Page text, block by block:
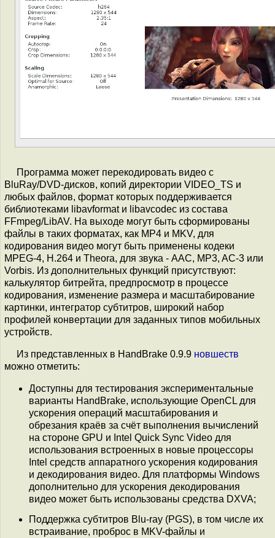
Программа может перекодировать видео с
BluRay/DVD-дисков, копий директории VIDEO_TS и
любых файлов, формат которых поддерживается
библиотеками libavformat и libavcodec из состава
FFmpeg/LibAV. На выходе могут быть сформированы
файлы в таких форматах, как MP4 и MKV, для
кодирования видео могут быть применены кодеки
MPEG-4, H.264 и Theora, для звука - AAC, MP3, AC-3 или
Vorbis. Из дополнительных функций присутствуют:
калькулятор битрейта, предпросмотр в процессе
кодирования, изменение размера и масштабирование
картинки, интегратор субтитров, широкий набор
профилей конвертации для заданных типов мобильных
устройств.
Из представленных в HandBrake 0.9.9 новшеств
можно отметить:
Доступны для тестирования экспериментальные
варианты HandBrake, использующие OpenCL для
ускорения операций масштабирования и
обрезания краёв за счёт выполнения вычислений
на стороне GPU и Intel Quick Sync Video для
использования встроенных в новые процессоры
Intel средств аппаратного ускорения кодирования
и декодирования видео. Для платформы Windows
дополнительно для ускорения декодирования
видео может быть использованы средства DXVA;
Поддержка субтитров Blu-ray (PGS), в том числе их
встраивание, проброс в MKV-файлы и